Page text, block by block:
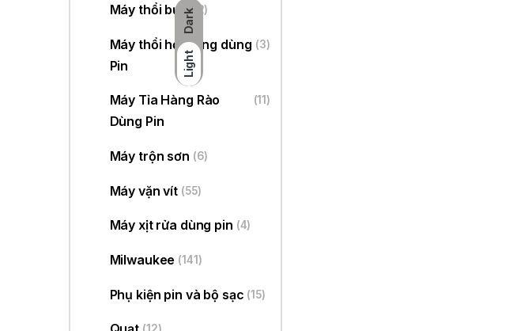
Dark
Light
Máy thổi bụi (22)
Máy thổi hơi nóng dùng
Pin
(3)
Máy Tỉa Hàng Rào
Dùng Pin
(11)
Máy trộn sơn (6)
Máy vặn vít (55)
Máy xịt rửa dùng pin (4)
Milwaukee (141)
Phụ kiện pin và bộ sạc (15)